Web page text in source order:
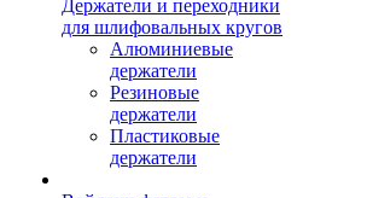
Держатели и переходники
для шлифовальных кругов
Алюминиевые
держатели
Резиновые
держатели
Пластиковые
держатели